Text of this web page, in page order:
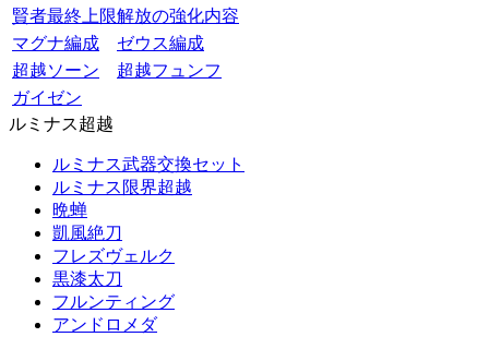
賢者最終上限解放の強化内容
マグナ編成
ゼウス編成
超越ソーン
超越フュンフ
ガイゼン
ルミナス超越
ルミナス武器交換セット
ルミナス限界超越
晩蝉
凱風絶刀
フレズヴェルク
黒漆太刀
フルンティング
アンドロメダ